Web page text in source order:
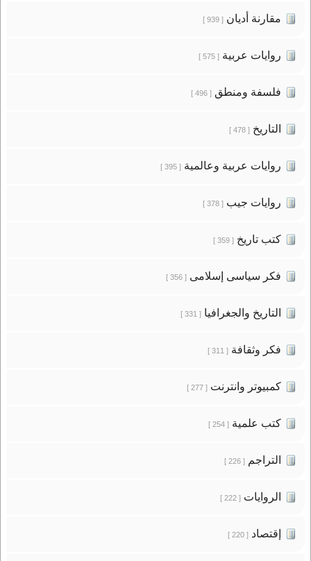
مقارنة أديان[ 939 ]
روايات عربية[ 575 ]
فلسفة ومنطق[ 496 ]
التاريخ[ 478 ]
روايات عربية وعالمية[ 395 ]
روايات جيب[ 378 ]
كتب تاريخ[ 359 ]
فكر سياسى إسلامى[ 356 ]
التاريخ والجغرافيا[ 331 ]
فكر وثقافة[ 311 ]
كمبيوتر وانترنت[ 277 ]
كتب علمية[ 254 ]
التراجم[ 226 ]
الروايات[ 222 ]
إقتصاد[ 220 ]